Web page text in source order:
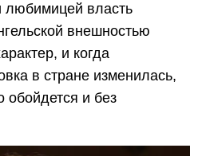
любимицей власть
внешностью
и когда
в стране изменилась,
обойдется и без